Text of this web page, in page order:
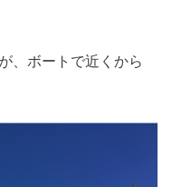
、ボートで近くから